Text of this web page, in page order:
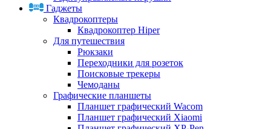
Гаджеты
Квадрокоптеры
Квадрокоптер Hiper
Для путешествия
Рюкзаки
Переходники для розеток
Поисковые трекеры
Чемоданы
Графические планшеты
Планшет графический Wacom
Планшет графический Xiaomi